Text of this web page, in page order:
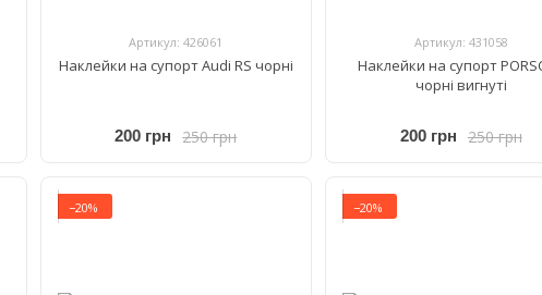
Артикул: 426061
Наклейки на супорт Audi RS чорні
250 грн
200 грн
Артикул: 431058
Наклейки на супорт
чорні вигнуті
250 грн
200 грн
−20% −20%